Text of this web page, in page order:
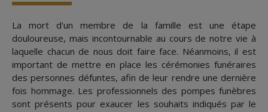
La mort d'un membre de la famille est une étape
douloureuse, mais incontournable au cours de notre vie à
laquelle chacun de nous doit faire face. Néanmoins, il est
important de mettre en place les cérémonies funéraires
des personnes défuntes, afin de leur rendre une dernière
fois hommage. Les professionnels des pompes funèbres
sont présents pour exaucer les souhaits indiqués par le